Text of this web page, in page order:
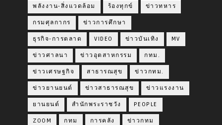
พลังงาน-สิ่งแวดล้อม ร้องทุกข์ ข่าวทหาร
กรมศุลกากร ข่าวการศึกษา
ธุรกิจ-การตลาด VIDEO ข่าวบันเทิง MV
ข่าวศาลนา ข่าวอุตสาหกรรม กทม.
ข่าวเศรษฐกิจ สาธารณสุข ข่าวกทม.
ข่าวยานยนต์ ข่าวสาธารณสุข ข่าวแรงงาน
ยานยนต์ สำนักพระราชวัง PEOPLE
ZOOM กทม การคลัง ข่าวกทม